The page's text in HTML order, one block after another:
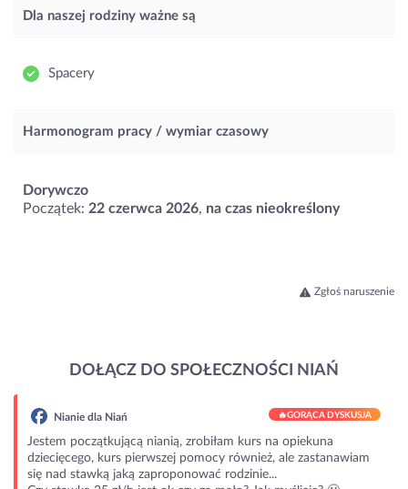
Dla naszej rodziny ważne są
Spacery
Harmonogram pracy / wymiar czasowy
Dorywczo
Początek: 22 czerwca 2026, na czas nieokreślony
Zgłoś naruszenie
DOŁĄCZ DO SPOŁECZNOŚCI NIAŃ
Nianie dla Niań 🔥GORĄCA DYSKUSJA
Jestem początkującą nianią, zrobiłam kurs na opiekuna
dziecięcego, kurs pierwszej pomocy również, ale zastanawiam
się nad stawką jaką zaproponować rodzinie...